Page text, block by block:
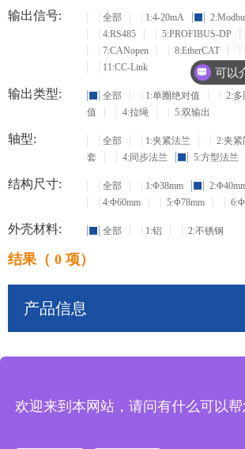
输出信号: 全部 1:4-20mA
4:RS485
5:PROFIBUS-DP
7:CANopen
8:EtherCAT
11:CC-Link
输出类型: 全部 1:单圈绝对值 2:多
值
4:拉绳 5:双输出
轴型: 全部 1:夹紧法兰 2:夹紧
套
4:同步法兰 5:方型法兰
结构尺寸: 全部 1:Φ38mm
4:Φ60mm
5:Φ78mm
外壳材料: 全部 1:铝 2:不锈钢
结果（ 0 项）
产品信息
欢迎来到本网站，请问有什么可以帮